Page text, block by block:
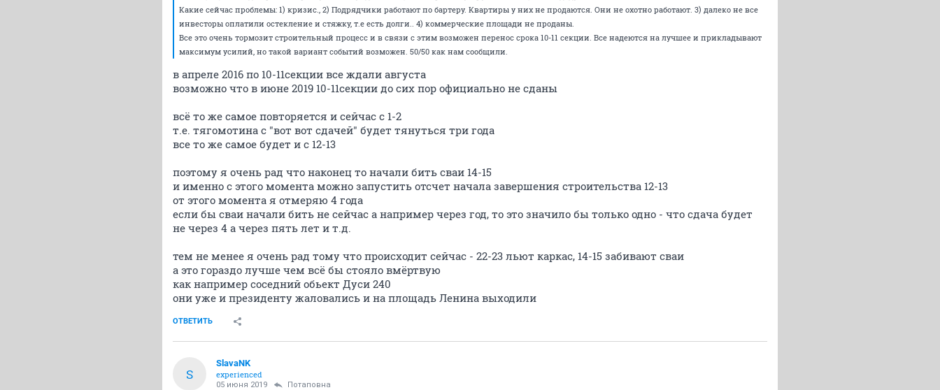
Какие сейчас проблемы: 1) кризис., 2) Подрядчики работают по бартеру. Квартиры у них не продаются. Они не охотно работают. 3) далеко не все
инвесторы оплатили остекление и стяжку, т.е есть долги.. 4) коммерческие площади не проданы.
Все это очень тормозит строительный процесс и в связи с этим возможен перенос срока 10-11 секции. Все надеются на лучшее и прикладывают
максимум усилий, но такой вариант событий возможен. 50/50 как нам сообщили.
в апреле 2016 по 10-11секции все ждали августа
возможно что в июне 2019 10-11секции до сих пор официально не сданы
всё то же самое повторяется и сейчас с 1-2
т.е. тягомотина с "вот вот сдачей" будет тянуться три года
все то же самое будет и с 12-13
поэтому я очень рад что наконец то начали бить сваи 14-15
и именно с этого момента можно запустить отсчет начала завершения строительства 12-13
от этого момента я отмеряю 4 года
если бы сваи начали бить не сейчас а например через год, то это значило бы только одно - что сдача будет
не через 4 а через пять лет и т.д.
тем не менее я очень рад тому что происходит сейчас - 22-23 льют каркас, 14-15 забивают сваи
а это гораздо лучше чем всё бы стояло вмёртвую
как например соседний обьект Дуси 240
они уже и президенту жаловались и на площадь Ленина выходили
ОТВЕТИТЬ
S
SlavaNK
experienced
05 июня 2019 Потаповна